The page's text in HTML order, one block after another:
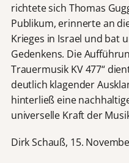
richtete sich Thomas
Publikum, erinnerte an
Krieges in Israel und bat
Gedenkens. Die
Trauermusik KV 477“
deutlich klagender
hinterließ eine
universelle Kraft der
Dirk Schauß, 15.